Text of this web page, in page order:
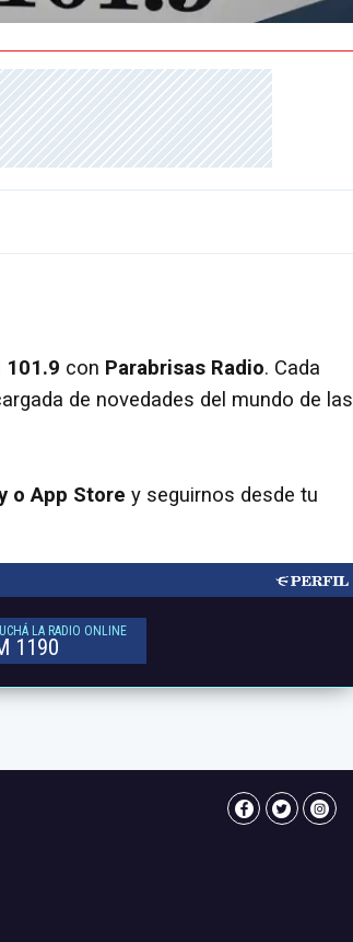
101.9 con Parabrisas Radio. Cada
de novedades del mundo de las
o App Store y seguirnos desde tu